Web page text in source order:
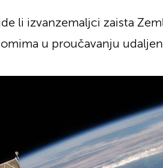
li izvanzemaljci zaista
u proučavanju